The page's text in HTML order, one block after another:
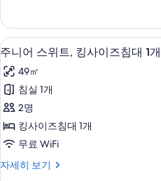
대
개,
장
애
인
지
원
(View)
퀸
사
이
즈
침
대
개,
장
애
인
지
주
니
어
스
위
트,
사
5
주니어 스위트, 킹사이즈침대 1개
49㎡
침실 1개
2명
킹사이즈침대 1개
무료 WiFi
자세히 보기
주